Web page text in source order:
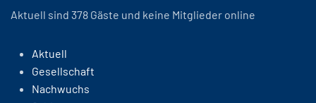
Aktuell sind 378 Gäste und keine Mitglieder online
Aktuell
Gesellschaft
Nachwuchs